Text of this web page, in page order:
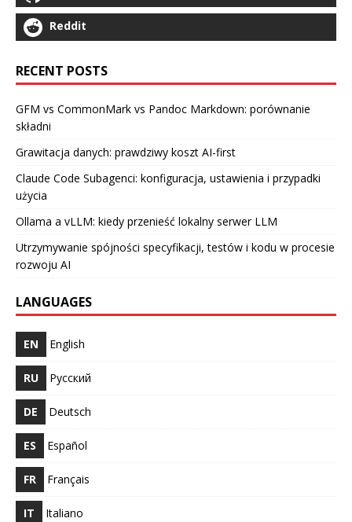
Reddit
RECENT POSTS
GFM vs CommonMark vs Pandoc Markdown: porównanie
składni
Grawitacja danych: prawdziwy koszt AI-first
Claude Code Subagenci: konfiguracja, ustawienia i przypadki
użycia
Ollama a vLLM: kiedy przenieść lokalny serwer LLM
Utrzymywanie spójności specyfikacji, testów i kodu w procesie
rozwoju AI
LANGUAGES
EN English
RU Русский
DE Deutsch
ES Español
FR Français
IT Italiano